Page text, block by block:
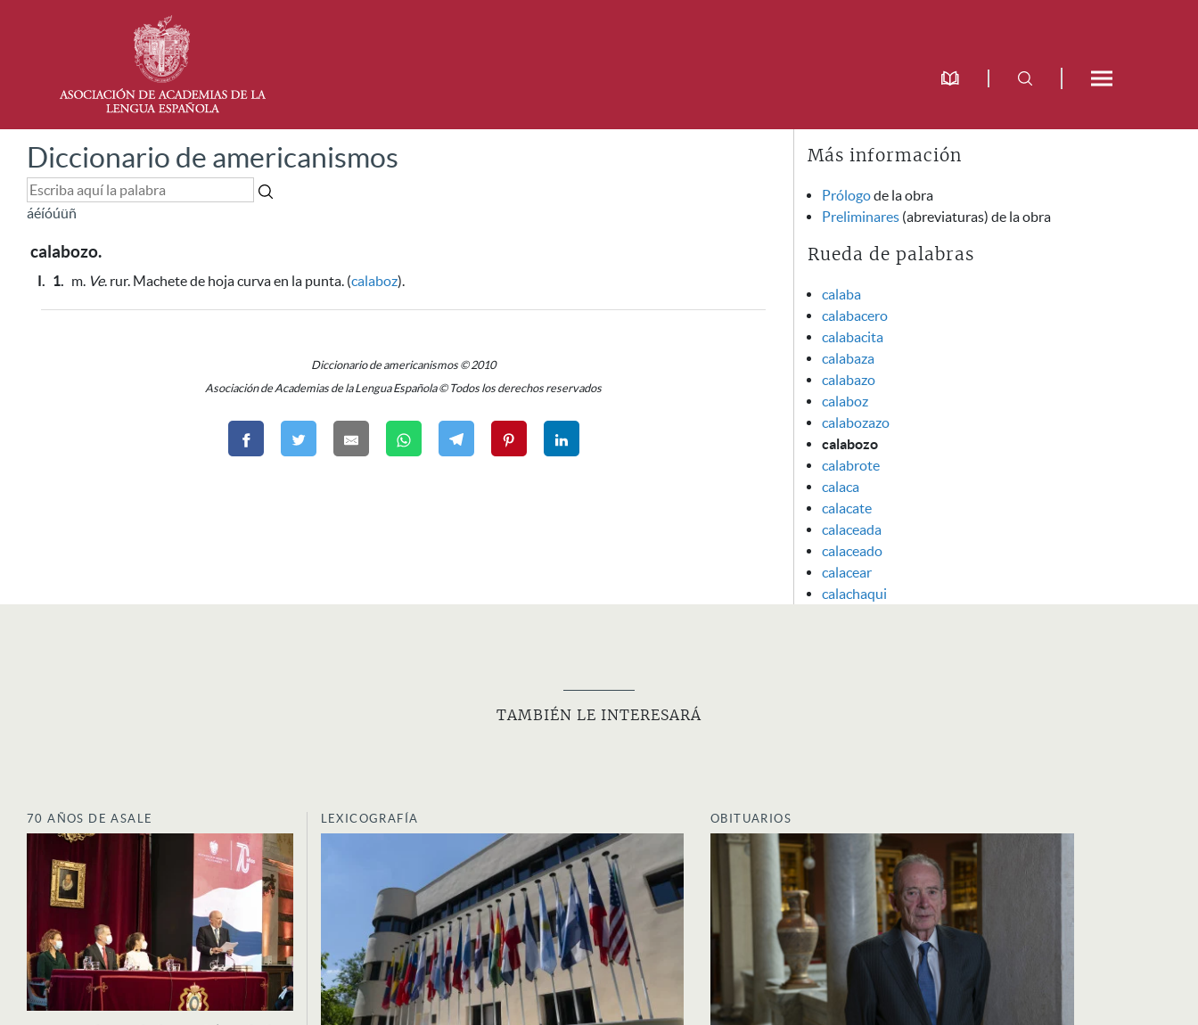
Diccionario de americanismos
áéíóúüñ
calabozo.
I. 1. m. Ve. rur. Machete de hoja curva en la punta. (calaboz).
Diccionario de americanismos © 2010
Asociación de Academias de la Lengua Española © Todos los derechos reservados
Más información
Prólogode la obra
Preliminares (abreviaturas) de la obra
Rueda de palabras
calaba
calabacero
calabacita
calabaza
calabazo
calaboz
calabozazo
calabozo
calabrote
calaca
calacate
calaceada
calaceado
calacear
calachaqui
TAMBIÉN LE INTERESARÁ
70 AÑOS DE ASALE LEXICOGRAFÍA OBITUARIOS